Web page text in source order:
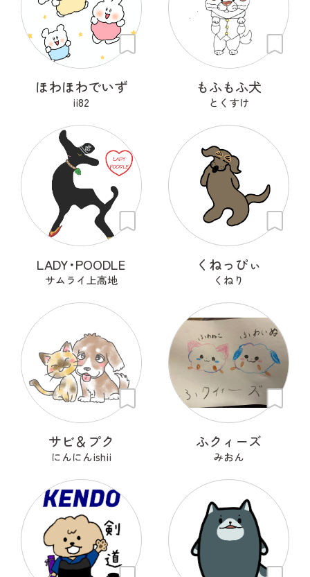
ほわほわでいず
ii82
もふもふ犬
とくすけ
LADY･POODLE
サムライ上高地
くねっぴぃ
くねり
サビ＆プク
にんにんishii
ふクィーズ
みおん